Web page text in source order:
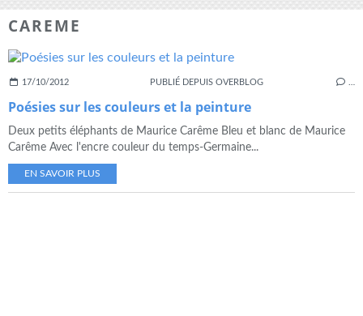
CAREME
17/10/2012 PUBLIÉ DEPUIS OVERBLOG
Poésies sur les couleurs et la peinture
Deux petits éléphants de Maurice Carême Bleu et blanc de Maurice
Carême Avec l'encre couleur du temps-Germaine...
EN SAVOIR PLUS